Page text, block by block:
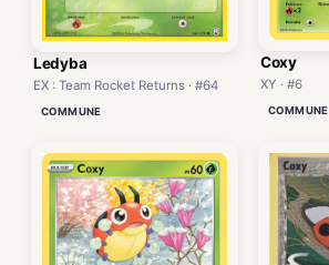
Ledyba
EX : Team Rocket Returns · #64
COMMUNE
Coxy
XY · #6
COMMUNE